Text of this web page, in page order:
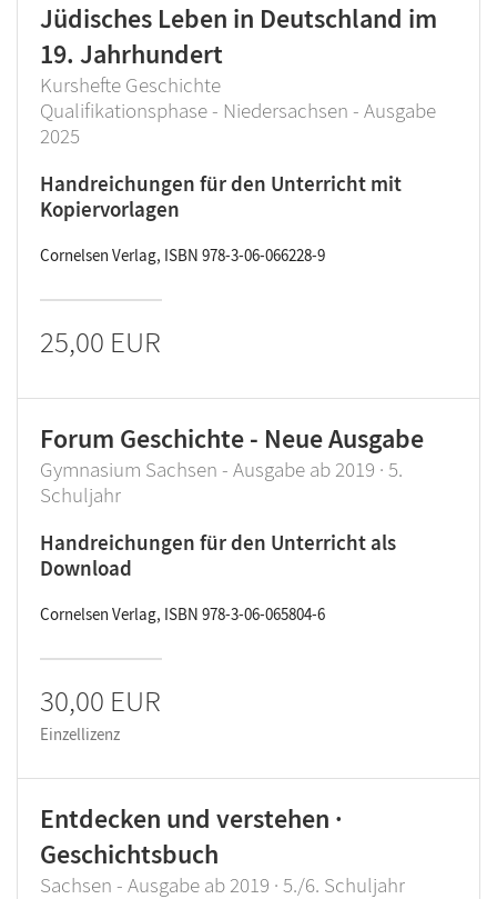
Jüdisches Leben in Deutschland im
19. Jahrhundert
Kurshefte Geschichte
Qualifikationsphase - Niedersachsen - Ausgabe
2025
Handreichungen für den Unterricht mit
Kopiervorlagen
Cornelsen Verlag, ISBN 978-3-06-066228-9
25,00 EUR
Forum Geschichte - Neue Ausgabe
Gymnasium Sachsen - Ausgabe ab 2019 · 5.
Schuljahr
Handreichungen für den Unterricht als
Download
Cornelsen Verlag, ISBN 978-3-06-065804-6
30,00 EUR
Einzellizenz
Entdecken und verstehen ·
Geschichtsbuch
Sachsen - Ausgabe ab 2019 · 5./6. Schuljahr